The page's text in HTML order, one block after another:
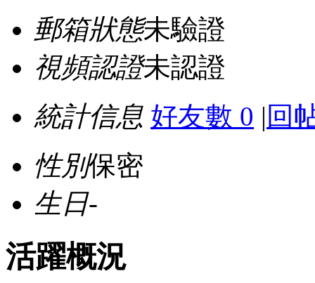
郵箱狀態未驗證
視頻認證未認證
統計信息 好友數 0 | 回
性別保密
生日-
活躍概況